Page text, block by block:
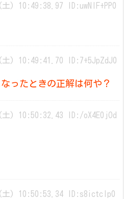
) 10:49:38.97 ID:uwNlF+PP0
土) 10:49:41.70 ID:7+5JpZdJ0
ったときの正解は何や？
土) 10:50:32.43 ID:/oX4E0jOd
土) 10:50:53.34 ID:s8ictcIp0